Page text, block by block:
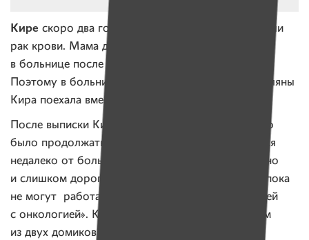
Кире скоро два годика. В январе у нее обнаружили
рак крови. Мама девочки в это время лежала
в больнице после серьезной операции на сердце.
Поэтому в больницу из родного Гродна в Боровляны
Кира поехала вместе с папой.
После выписки Кире домой было нельзя — нужно
было продолжать лечение и все время находиться
недалеко от больницы. Найти такое жилье сложно
и слишком дорого для семьи, где оба родителя пока
не могут работать. Помог проект «Дом для детей
с онкологией». Кира с папой поселились в одном
из двух домиков проекта.